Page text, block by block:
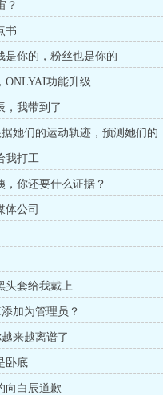
？
书
是你的，粉丝也是你的
ONLYAI功能升级
，我带到了
她们的运动轨迹，预测她们的
我打工
，你还要什么证据？
体公司
头套给我戴上
加为管理员？
来越离谱了
卧底
向白辰道歉